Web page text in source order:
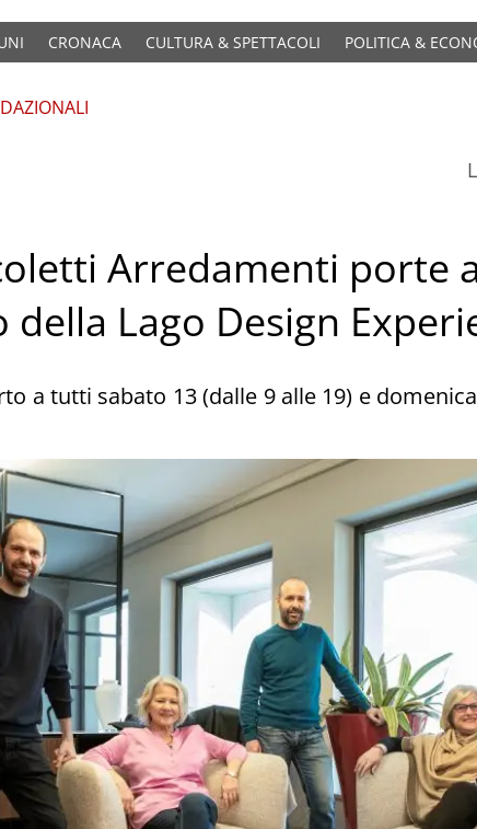
CRONACA CULTURA & SPETTACOLI POLITICA &
Arredamenti porte
della Lago Design
a tutti sabato 13 (dalle 9 alle 19) e